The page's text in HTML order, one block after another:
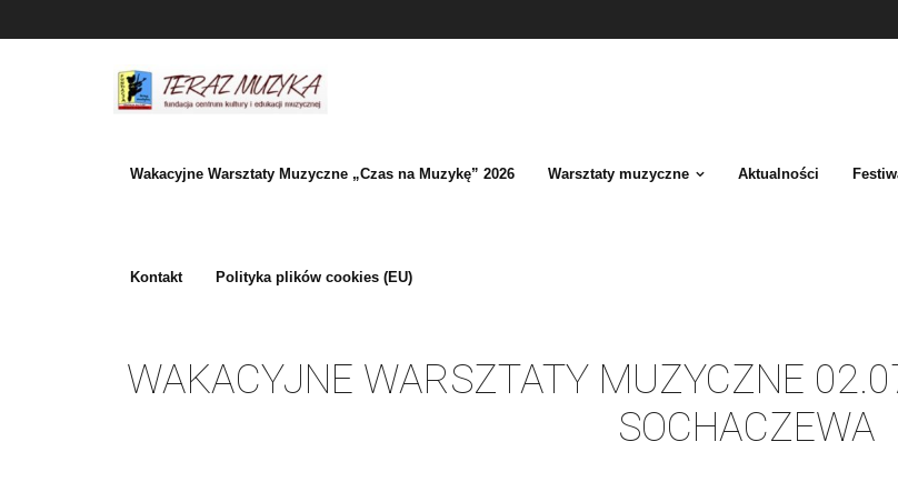
to
Wakacyjne Warsztaty Muzyczne „Czas na Muzykę” 2026 Warsztaty muzyczne Aktualności
Kontakt Polityka plików cookies (EU)
WAKACYJNE WARSZTATY MUZYCZNE
SOCHACZEWA